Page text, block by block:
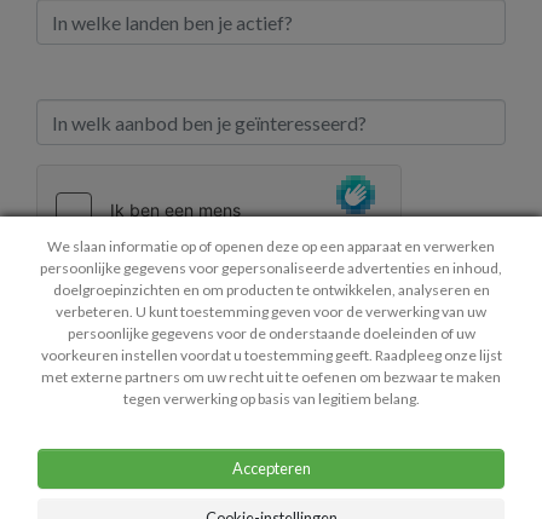
Verzenden
Privacy Policy
Algemene Voorwaarden
We slaan informatie op of openen deze op een apparaat en verwerken
persoonlijke gegevens voor gepersonaliseerde advertenties en inhoud,
doelgroepinzichten en om producten te ontwikkelen, analyseren en
verbeteren. U kunt toestemming geven voor de verwerking van uw
persoonlijke gegevens voor de onderstaande doeleinden of uw
voorkeuren instellen voordat u toestemming geeft. Raadpleeg onze lijst
met externe partners om uw recht uit te oefenen om bezwaar te maken
tegen verwerking op basis van legitiem belang.
Accepteren